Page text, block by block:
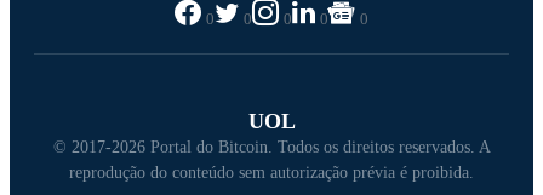
0 0 0 0 0
UOL
© 2017-2026 Portal do Bitcoin. Todos os direitos reservados. A
reprodução do conteúdo sem autorização prévia é proibida.